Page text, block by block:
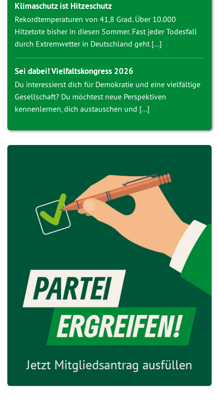
Klimaschutz ist Hitzeschutz
Rekordtemperaturen von 41,8 Grad. Über 10.000
Hitzetote bisher in diesen Sommer. Fast jeder Todesfall
durch Extremwetter in Deutschland geht [...]
Sei dabei! Vielfaltskongress 2026
Du interessierst dich für Demokratie und eine vielfältige
Gesellschaft? Du möchtest neue Perspektiven
kennenlernen, dich austauschen und [...]